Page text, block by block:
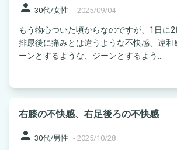
person 30代/女性 - 2025/09/04
もう物心ついた頃からなのですが、1日に
排尿後に痛みとは違うような不快感、違和
ーンとするような、ジーンとするよう...
右膝の不快感、右足後ろの不快感
person 30代/男性 - 2025/10/28